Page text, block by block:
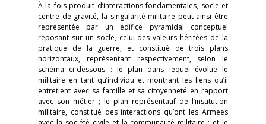
À la fois produit d’interactions fondamentales, socle et
centre de gravité, la singularité militaire peut ainsi être
représentée par un édifice pyramidal conceptuel
reposant sur un socle, celui des valeurs héritées de la
pratique de la guerre, et constitué de trois plans
horizontaux, représentant respectivement, selon le
schéma ci-dessous : le plan dans lequel évolue le
militaire en tant qu’individu et montrant les liens qu’il
entretient avec sa famille et sa citoyenneté en rapport
avec son métier ; le plan représentatif de l’institution
militaire, constitué des interactions qu’ont les Armées